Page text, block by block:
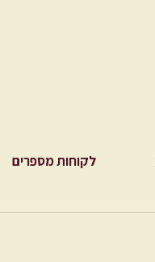
לקוחות מספרים